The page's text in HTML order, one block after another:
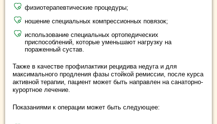
физиотерапевтические процедуры;
ношение специальных компрессионных повязок;
использование специальных ортопедических
приспособлений, которые уменьшают нагрузку на
пораженный сустав.
Также в качестве профилактики рецидива недуга и для
максимального продления фазы стойкой ремиссии, после курса
активной терапии, пациент может быть направлен на санаторно-
курортное лечение.
Показаниями к операции может быть следующее: